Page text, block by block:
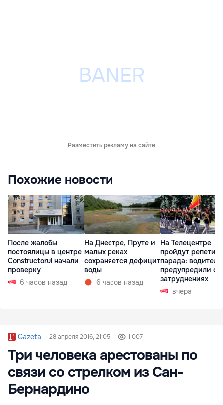
Разместить рекламу на сайте
Похожие новости
После жалобы
постоялицы в центре
Constructorul начали
проверку
6 часов назад
На Днестре, Пруте и
малых реках
сохраняется дефицит
воды
6 часов назад
На Телецентре
пройдут
парада:
предупредили о
затруднениях
вчера
Gazeta 28 апреля 2016, 21:05 1 007
Три человека арестованы по
связи со стрелком из Сан-
Бернардино